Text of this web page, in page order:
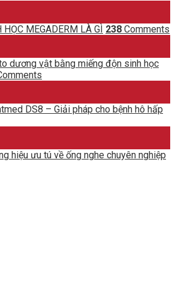
MEGADERM LÀ GÌ 238 Comments
dương vật bằng miếng độn sinh học
DS8 – Giải pháp cho bệnh hô hấp
hiệu ưu tú về ống nghe chuyên nghiệp